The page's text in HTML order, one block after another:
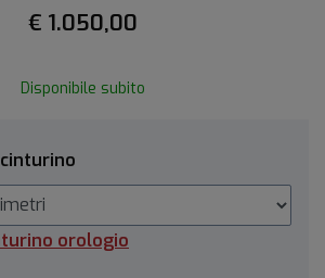
€ 1.050,00
Disponibile subito
orologio